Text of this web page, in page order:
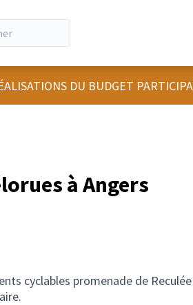
DU BUDGET
à Angers
cyclables promenade de